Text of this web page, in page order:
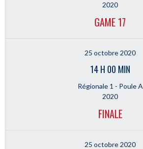
2020
GAME 17
25 octobre 2020
14 H 00 MIN
Régionale 1 - Poule A
2020
FINALE
25 octobre 2020